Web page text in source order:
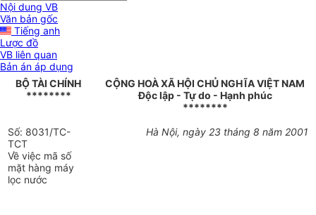
Nội dung VB
Văn bản gốc
Tiếng anh
Lược đồ
VB liên quan
Bản án áp dụng
BỘ TÀI CHÍNH
********
CỘNG HOÀ XÃ HỘI CHỦ NGHĨA VIỆT NAM
Độc lập - Tự do - Hạnh phúc
********
Số: 8031/TC-
TCT
Về việc mã số
mặt hàng máy
lọc nước
Hà Nội, ngày 23 tháng 8 năm 2001